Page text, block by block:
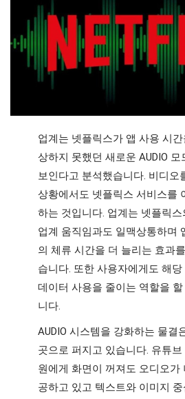
업계는 넷플릭스가 앱 사용 시
상하지 못했던 새로운 AUDIO
보인다고 분석했습니다. 비디오
상황에서도 넷플릭스 서비스를
하는 것입니다. 업계는 넷플릭
업계 움직임과도 일맥상통하며
의 체류 시간을 더 늘리는 효과
습니다. 또한 사용자에게도 해
데이터 사용을 줄이는 역할을
니다.
AUDIO 시스템을 강화하는 물결
곳으로 퍼지고 있습니다. 유튜
원에게 화면이 꺼져도 오디오가
공하고 있고 텍스트와 이미지